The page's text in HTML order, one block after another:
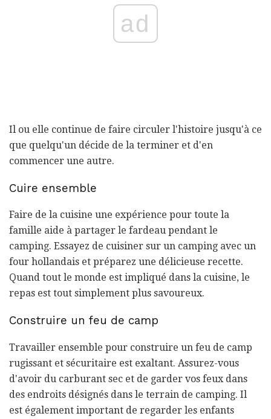
ad
Il ou elle continue de faire circuler l'histoire jusqu'à ce
que quelqu'un décide de la terminer et d'en
commencer une autre.
Cuire ensemble
Faire de la cuisine une expérience pour toute la
famille aide à partager le fardeau pendant le
camping. Essayez de cuisiner sur un camping avec un
four hollandais et préparez une délicieuse recette.
Quand tout le monde est impliqué dans la cuisine, le
repas est tout simplement plus savoureux.
Construire un feu de camp
Travailler ensemble pour construire un feu de camp
rugissant et sécuritaire est exaltant. Assurez-vous
d'avoir du carburant sec et de garder vos feux dans
des endroits désignés dans le terrain de camping. Il
est également important de regarder les enfants